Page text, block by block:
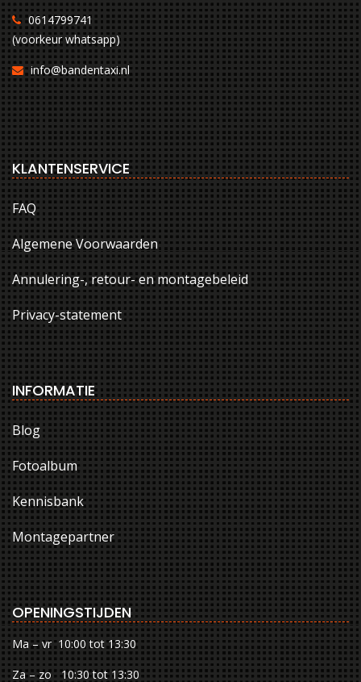
0614799741
(voorkeur whatsapp)
info@bandentaxi.nl
KLANTENSERVICE
FAQ
Algemene Voorwaarden
Annulering-, retour- en montagebeleid
Privacy-statement
INFORMATIE
Blog
Fotoalbum
Kennisbank
Montagepartner
OPENINGSTIJDEN
Ma – vr 10:00 tot 13:30
Za – zo 10:30 tot 13:30